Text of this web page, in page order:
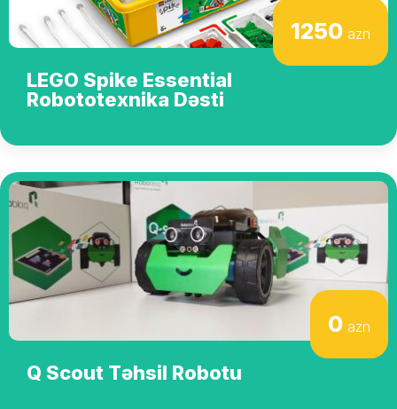
LEGO Spike Essential
Robototexnika Dəsti
1250 azn
Q Scout Təhsil Robotu
0 azn